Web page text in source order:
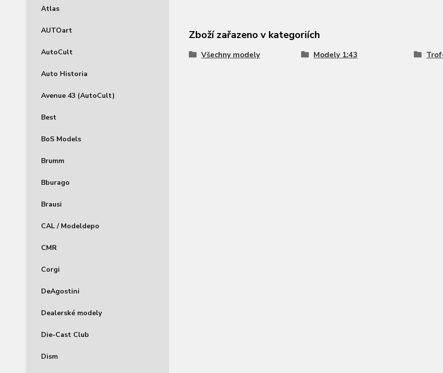
Atlas
AUTOart
AutoCult
Auto Historia
Avenue 43 (AutoCult)
Best
BoS Models
Brumm
Bburago
Brausi
CAL / Modeldepo
CMR
Corgi
DeAgostini
Dealerské modely
Die-Cast Club
Dism
Zboží zařazeno v kategoriích
Všechny modely Modely 1:43